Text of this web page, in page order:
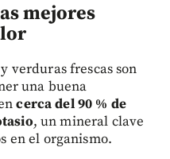
mejores
verduras frescas son
una buena
cerca del 90 % de
, un mineral clave
en el organismo.